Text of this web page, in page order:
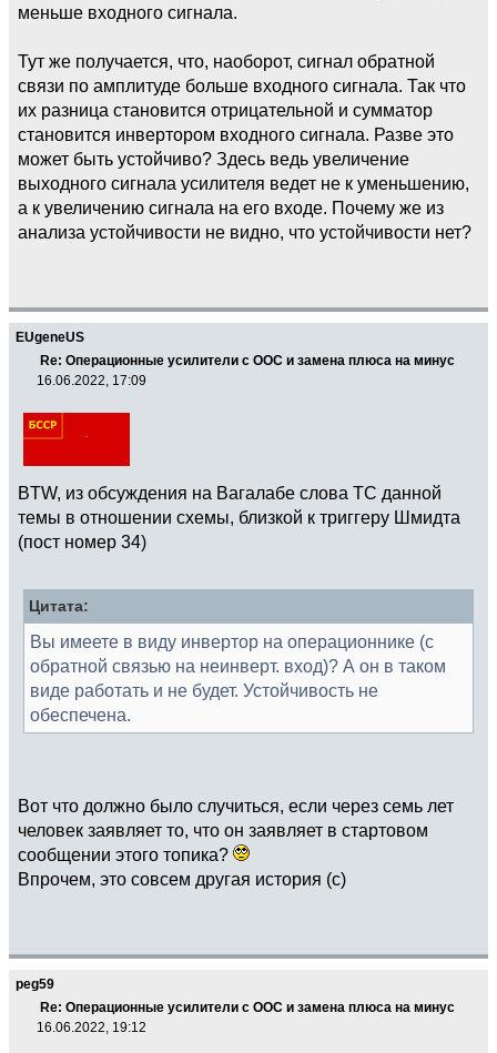
меньше входного сигнала.
Тут же получается, что, наоборот, сигнал обратной
связи по амплитуде больше входного сигнала. Так что
их разница становится отрицательной и сумматор
становится инвертором входного сигнала. Разве это
может быть устойчиво? Здесь ведь увеличение
выходного сигнала усилителя ведет не к уменьшению,
а к увеличению сигнала на его входе. Почему же из
анализа устойчивости не видно, что устойчивости нет?
EUgeneUS
Re: Операционные усилители с ООС и замена плюса на минус
16.06.2022, 17:09
BTW, из обсуждения на Вагалабе слова ТС данной
темы в отношении схемы, близкой к триггеру Шмидта
(пост номер 34)
Цитата:
Вы имеете в виду инвертор на операционнике (с
обратной связью на неинверт. вход)? А он в таком
виде работать и не будет. Устойчивость не
обеспечена.
Вот что должно было случиться, если через семь лет
человек заявляет то, что он заявляет в стартовом
сообщении этого топика?
Впрочем, это совсем другая история (с)
peg59
Re: Операционные усилители с ООС и замена плюса на минус
16.06.2022, 19:12